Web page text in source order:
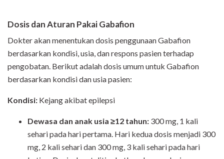
Dosis dan Aturan Pakai Gabafion
Dokter akan menentukan dosis penggunaan Gabafion
berdasarkan kondisi, usia, dan respons pasien terhadap
pengobatan. Berikut adalah dosis umum untuk Gabafion
berdasarkan kondisi dan usia pasien:
Kondisi: Kejang akibat epilepsi
Dewasa dan anak usia ≥12 tahun: 300 mg, 1 kali
sehari pada hari pertama. Hari kedua dosis menjadi 300
mg, 2 kali sehari dan 300 mg, 3 kali sehari pada hari